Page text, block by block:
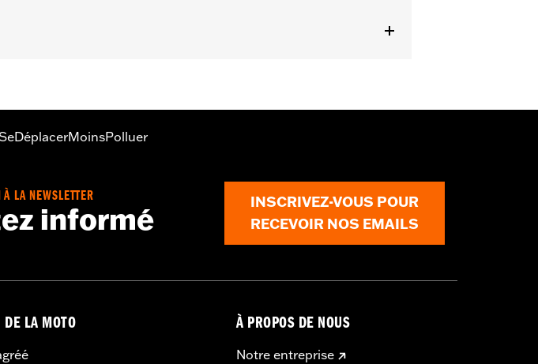
au modèle, de la visserie de fixation et de la visserie de montage
LA NEWSLETTER
informé
INSCRIVEZ-VOUS POUR
RECEVOIR NOS EMAILS
DE LA MOTO À PROPOS DE NOUS
Notre entreprise